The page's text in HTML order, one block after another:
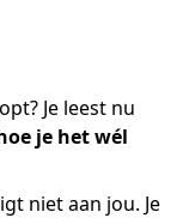
Je leest nu
je het wél
niet aan jou. Je